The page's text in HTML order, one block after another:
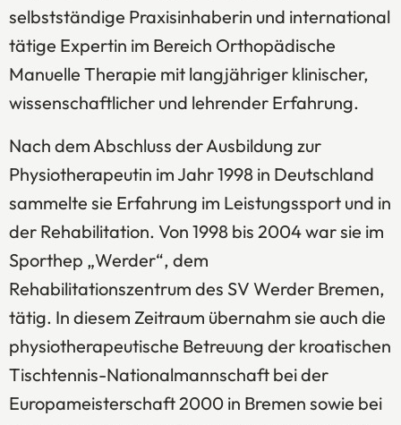
selbstständige Praxisinhaberin und international
tätige Expertin im Bereich Orthopädische
Manuelle Therapie mit langjähriger klinischer,
wissenschaftlicher und lehrender Erfahrung.
Nach dem Abschluss der Ausbildung zur
Physiotherapeutin im Jahr 1998 in Deutschland
sammelte sie Erfahrung im Leistungssport und in
der Rehabilitation. Von 1998 bis 2004 war sie im
Sporthep „Werder“, dem
Rehabilitationszentrum des SV Werder Bremen,
tätig. In diesem Zeitraum übernahm sie auch die
physiotherapeutische Betreuung der kroatischen
Tischtennis-Nationalmannschaft bei der
Europameisterschaft 2000 in Bremen sowie bei